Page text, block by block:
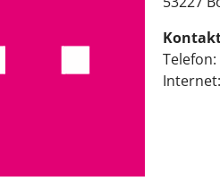
Telefon:
Internet: